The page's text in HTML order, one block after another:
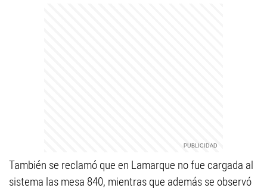
También se reclamó que en Lamarque no fue cargada al
sistema las mesa 840, mientras que además se observó